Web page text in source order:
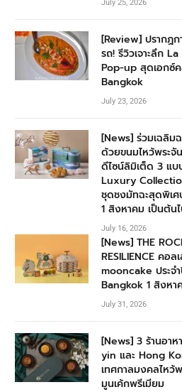
July 25, 2026
[Review] ปรากฏ
รถ! รีวิวเจาะลึก
Pop-up สุดเอกซ์
Bangkok
July 23, 2026
[News] ร่วมเฉลิม
ด้วยขนมไหว้พระจั
ดีไซน์ลิมิเต็ด 3 แ
Luxury
ชุดชงมัทฉะสุดพิเศ
1 สิงหาคม เป็นต้น
July 16, 2026
[News] THE
RESILIENCE คอ
mooncake ประจ
Bangkok 1 สิงห
July 31, 2026
[News] 3 ร้านอา
yin และ Hong
เทศกาลมงคลไห
มูนเค้กพรีเมียม